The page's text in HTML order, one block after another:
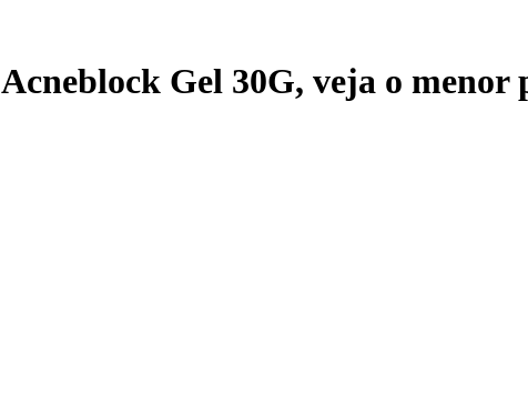
Acneblock Gel 30G, veja o menor